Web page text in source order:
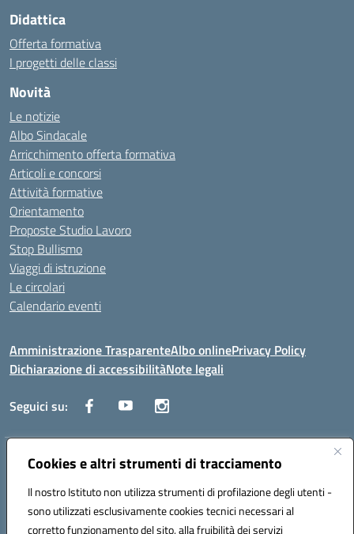
Cookies e altri strumenti di tracciamento
Il nostro Istituto non utilizza strumenti di profilazione degli utenti -
sono utilizzati esclusivamente cookies tecnici necessari al
corretto funzionamento del sito, alla fruibilità dei servizi
Didattica
Offerta formativa
I progetti delle classi
Novità
Le notizie
Albo Sindacale
Arricchimento offerta formativa
Articoli e concorsi
Attività formative
Orientamento
Proposte Studio Lavoro
Stop Bullismo
Viaggi di istruzione
Le circolari
Calendario eventi
Amministrazione TrasparenteAlbo onlinePrivacy Policy
Dichiarazione di accessibilitàNote legali
Seguici su:
Indirizzo:Corso Fornari, 1 - 70056 Molfetta
Posta elettronica certificata (PEC):BARH04000D@pec.istruzione.it
Codice fiscale: 93249230728